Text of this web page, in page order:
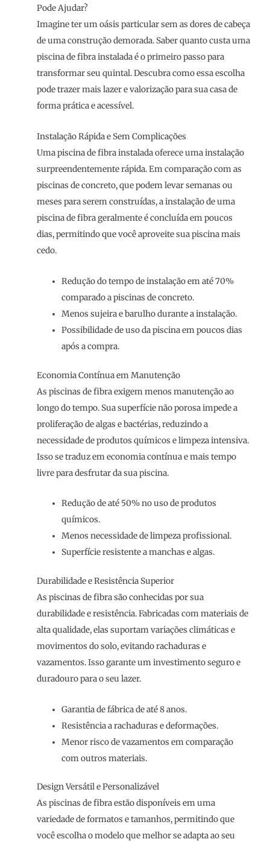
Pode Ajudar?
Imagine ter um oásis particular sem as dores de cabeça
de uma construção demorada. Saber quanto custa uma
piscina de fibra instalada é o primeiro passo para
transformar seu quintal. Descubra como essa escolha
pode trazer mais lazer e valorização para sua casa de
forma prática e acessível.
Instalação Rápida e Sem Complicações
Uma piscina de fibra instalada oferece uma instalação
surpreendentemente rápida. Em comparação com as
piscinas de concreto, que podem levar semanas ou
meses para serem construídas, a instalação de uma
piscina de fibra geralmente é concluída em poucos
dias, permitindo que você aproveite sua piscina mais
cedo.
Redução do tempo de instalação em até 70%
comparado a piscinas de concreto.
Menos sujeira e barulho durante a instalação.
Possibilidade de uso da piscina em poucos dias
após a compra.
Economia Contínua em Manutenção
As piscinas de fibra exigem menos manutenção ao
longo do tempo. Sua superfície não porosa impede a
proliferação de algas e bactérias, reduzindo a
necessidade de produtos químicos e limpeza intensiva.
Isso se traduz em economia contínua e mais tempo
livre para desfrutar da sua piscina.
Redução de até 50% no uso de produtos
químicos.
Menos necessidade de limpeza profissional.
Superfície resistente a manchas e algas.
Durabilidade e Resistência Superior
As piscinas de fibra são conhecidas por sua
durabilidade e resistência. Fabricadas com materiais de
alta qualidade, elas suportam variações climáticas e
movimentos do solo, evitando rachaduras e
vazamentos. Isso garante um investimento seguro e
duradouro para o seu lazer.
Garantia de fábrica de até 8 anos.
Resistência a rachaduras e deformações.
Menor risco de vazamentos em comparação
com outros materiais.
Design Versátil e Personalizável
As piscinas de fibra estão disponíveis em uma
variedade de formatos e tamanhos, permitindo que
você escolha o modelo que melhor se adapta ao seu